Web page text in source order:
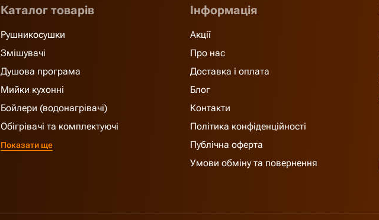
Каталог товарів
Рушникосушки
Змішувачі
Душова програма
Мийки кухонні
Бойлери (водонагрівачі)
Обігрівачі та комплектуючі
Показати ще
Інформація
Акції
Про нас
Доставка і оплата
Блог
Контакти
Політика конфіденційності
Публічна оферта
Умови обміну та повернення